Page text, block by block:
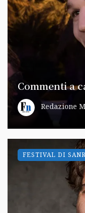
Commenti a
Redazione
FESTIVAL DI